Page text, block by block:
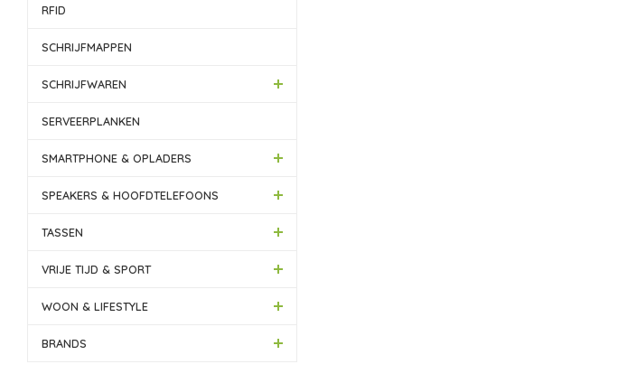
RFID
SCHRIJFMAPPEN
SCHRIJFWAREN
SERVEERPLANKEN
SMARTPHONE & OPLADERS
SPEAKERS & HOOFDTELEFOONS
TASSEN
VRIJE TIJD & SPORT
WOON & LIFESTYLE
BRANDS